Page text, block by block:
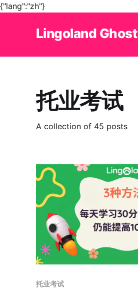
{"lang":"zh"}
Lingoland Ghost
托业考试
A collection of 45 posts
托业考试